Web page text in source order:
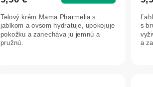
Telový krém Mama Pharmelia s
jablkom a ovsom hydratuje, upokojuje
pokožku a zanecháva ju jemnú a
pružnú.
s
a